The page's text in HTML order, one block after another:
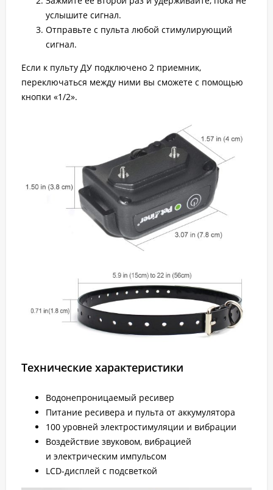
услышите сигнал.
Отправьте с пульта любой стимулирующий
сигнал.
Если к пульту ДУ подключено 2 приемник,
переключаться между ними вы сможете с помощью
кнопки «1/2».
Технические характеристики
Водонепроницаемый ресивер
Питание ресивера и пульта от аккумулятора
100 уровней электростимуляции и вибрации
Воздействие звуковом, вибрацией
и электрическим импульсом
LCD-дисплей с подсветкой